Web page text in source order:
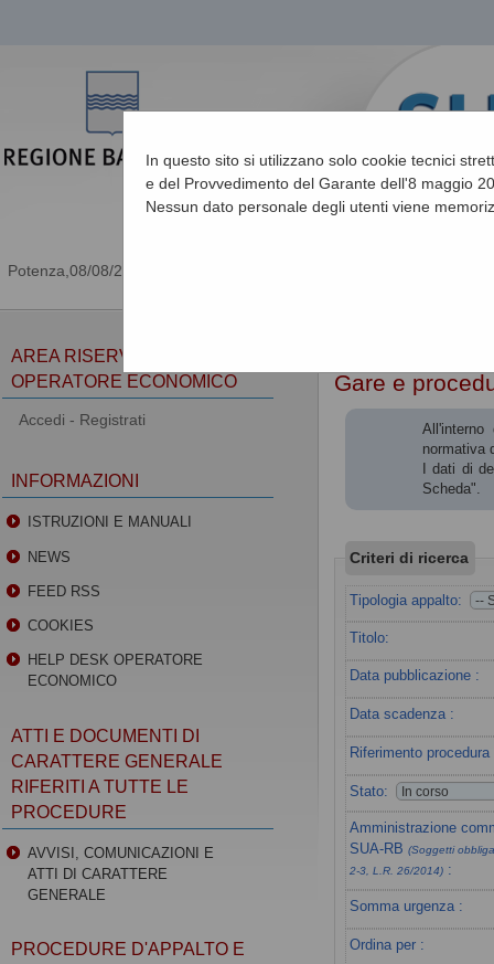
08/08/2026 15:47
In questo sito si utilizzano solo cookie tecnici
e del Provvedimento del Garante dell'8 maggio
Nessun dato personale degli utenti viene
Gare e
normativa
I dati di
Scheda".
Criteri di ricerca
Tipologia appalto:
Titolo:
Data pubblicazione :
Data scadenza :
Riferimento procedura
Stato:
Amministrazione
SUA-RB(Soggetti
2-3, L.R. 26/2014) :
Somma urgenza :
Ordina per :
AREA RISERVATA
OPERATORE ECONOMICO
Accedi - Registrati
INFORMAZIONI
ISTRUZIONI E MANUALI
NEWS
FEED RSS
COOKIES
HELP DESK OPERATORE
ECONOMICO
ATTI E DOCUMENTI DI
CARATTERE GENERALE
RIFERITI A TUTTE LE
PROCEDURE
AVVISI, COMUNICAZIONI E
ATTI DI CARATTERE
GENERALE
PROCEDURE D'APPALTO E